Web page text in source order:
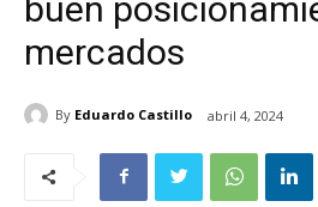
buen
mercados
By Eduardo Castillo abril 4, 2024